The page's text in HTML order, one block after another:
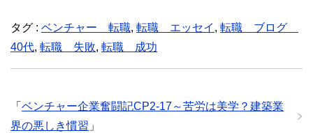
タグ : ベンチャー 転職, 転職 エッセイ , 転職 ブログ
40代, 転職 失敗, 転職 成功
「 ベンチャー企業奮闘記CP2‐17～苦労は美学？建築業
界の悪しき慣習 」